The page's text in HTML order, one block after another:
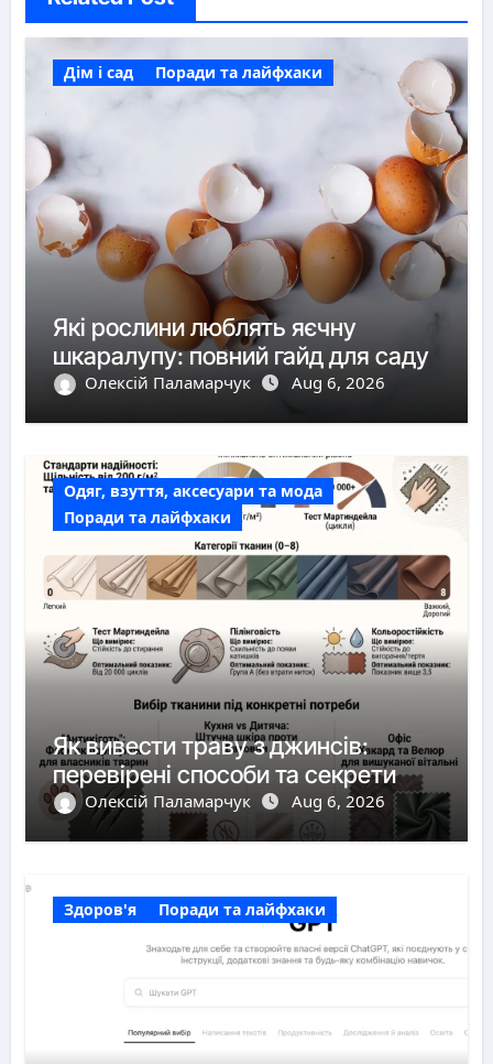
Дім і сад Поради та лайфхаки
Які рослини люблять яєчну
шкаралупу: повний гайд для саду
Олексій Паламарчук Aug 6, 2026
Одяг, взуття, аксесуари та мода
Поради та лайфхаки
Як вивести траву з джинсів:
перевірені способи та секрети
Олексій Паламарчук Aug 6, 2026
Здоров'я Поради та лайфхаки